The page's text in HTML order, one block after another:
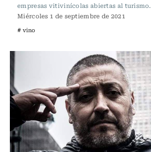
empresas vitivinícolas abiertas al turismo.
Miércoles 1 de septiembre de 2021
# vino